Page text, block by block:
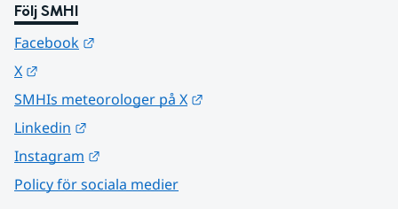
Följ SMHI
Facebook
X
SMHIs meteorologer på X
Linkedin
Instagram
Policy för sociala medier